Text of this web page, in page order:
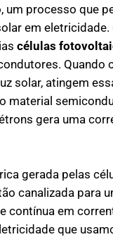
processo que
em eletricidade.
células
Quando
solar, atingem
material
gera uma
gerada pelas
canalizada para
contínua em
que